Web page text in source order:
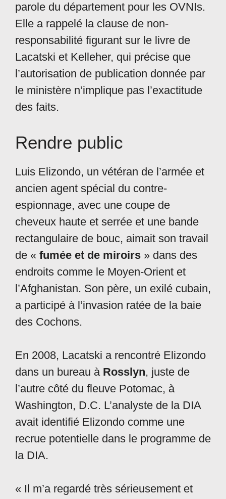
parole du département pour les OVNIs.
Elle a rappelé la clause de non-
responsabilité figurant sur le livre de
Lacatski et Kelleher, qui précise que
l’autorisation de publication donnée par
le ministère n’implique pas l’exactitude
des faits.
Rendre public
Luis Elizondo, un vétéran de l’armée et
ancien agent spécial du contre-
espionnage, avec une coupe de
cheveux haute et serrée et une bande
rectangulaire de bouc, aimait son travail
de « fumée et de miroirs » dans des
endroits comme le Moyen-Orient et
l’Afghanistan. Son père, un exilé cubain,
a participé à l’invasion ratée de la baie
des Cochons.
En 2008, Lacatski a rencontré Elizondo
dans un bureau à Rosslyn, juste de
l’autre côté du fleuve Potomac, à
Washington, D.C. L’analyste de la DIA
avait identifié Elizondo comme une
recrue potentielle dans le programme de
la DIA.
« Il m’a regardé très sérieusement et